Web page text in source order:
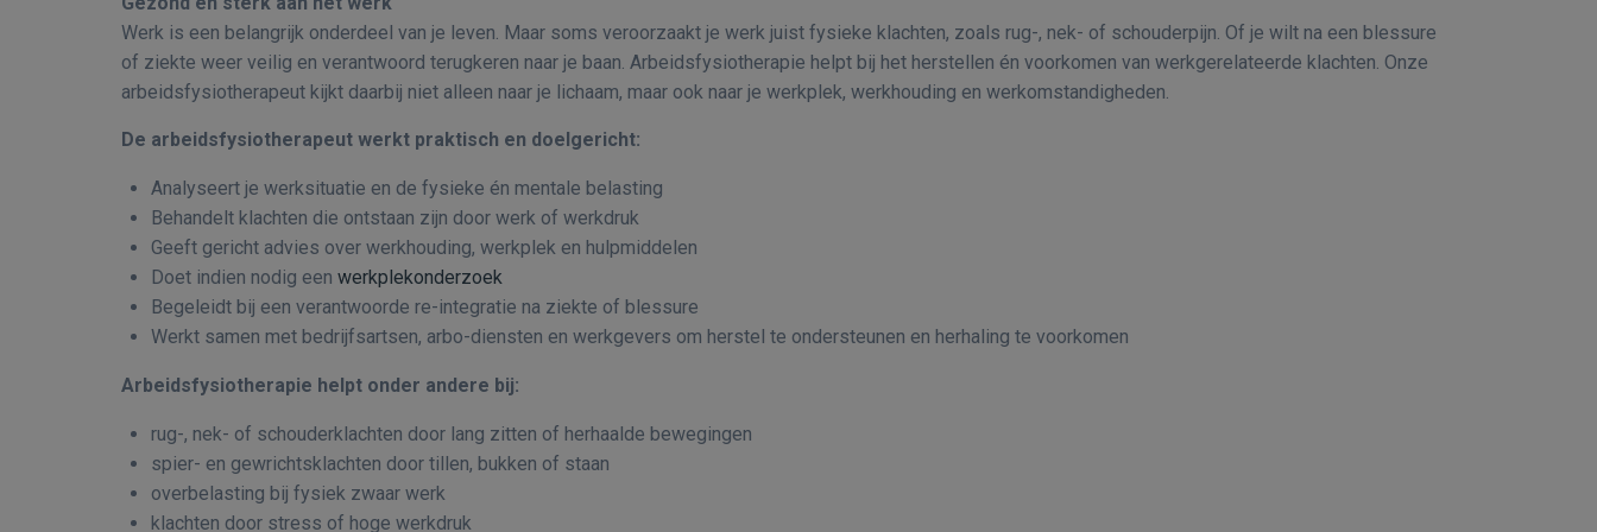
Werk is een belangrijk onderdeel van je leven. Maar soms veroorzaakt je werk juist fysieke klachten, zoals rug-, nek- of schouderpijn. Of je wilt na een blessure
of ziekte weer veilig en verantwoord terugkeren naar je baan. Arbeidsfysiotherapie helpt bij het herstellen én voorkomen van werkgerelateerde klachten. Onze
arbeidsfysiotherapeut kijkt daarbij niet alleen naar je lichaam, maar ook naar je werkplek, werkhouding en werkomstandigheden.
De arbeidsfysiotherapeut werkt praktisch en doelgericht:
Analyseert je werksituatie en de fysieke én mentale belasting
Behandelt klachten die ontstaan zijn door werk of werkdruk
Geeft gericht advies over werkhouding, werkplek en hulpmiddelen
Doet indien nodig een werkplekonderzoek
Begeleidt bij een verantwoorde re-integratie na ziekte of blessure
Werkt samen met bedrijfsartsen, arbo-diensten en werkgevers om herstel te ondersteunen en herhaling te voorkomen
Arbeidsfysiotherapie helpt onder andere bij:
rug-, nek- of schouderklachten door lang zitten of herhaalde bewegingen
spier- en gewrichtsklachten door tillen, bukken of staan
overbelasting bij fysiek zwaar werk
klachten door stress of hoge werkdruk